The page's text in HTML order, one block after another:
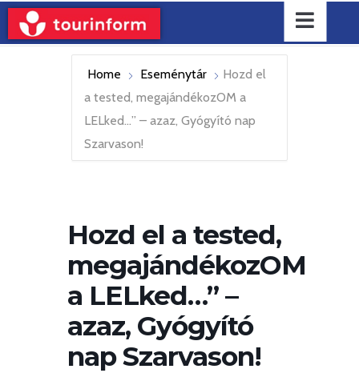
Home Eseménytár
Hozd el
a tested, megajándékozOM a
LELked…” – azaz, Gyógyító nap
Szarvason!
Hozd el a tested,
megajándékozOM
a LELked…” –
azaz, Gyógyító
nap Szarvason!